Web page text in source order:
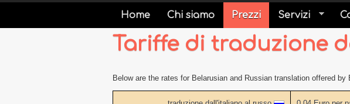
Home Chi siamo Prezzi Servizi
Tariffe di traduzione
Below are the rates for Belarusian and Russian translation offered by